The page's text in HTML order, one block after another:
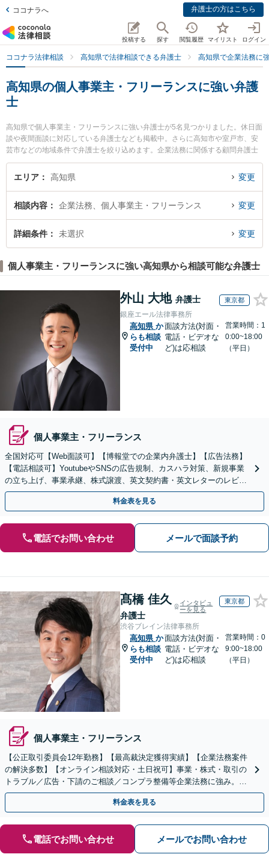
ココナラへ 弁護士の方はこちら
投稿する 探す 閲覧履歴 マイリスト ログイン
ココナラ法律相談 高知県で法律相談できる弁護士 高知県で企業法務に
高知県の個人事業主・フリーランスに強い弁護
士
高知県で個人事業主・フリーランスに強い弁護士が5名見つかりました。休日面
談や夜間面談に対応している弁護士なども掲載中。さらに高知市や室戸市、安
芸市などの地域条件で弁護士を絞り込めます。企業法務に関係する顧問弁護士
契約や契約書作成・リーガルチェック、雇用契約書・就業規則作成等の細かな
分野での絞り込み検索もでき便利です。特にやいろ法律事務所の市川 耕士弁護
土日や夜間に発生した個人事業主・フリーランスのトラブルを今すぐに弁護士
に相談したい』『個人事業主・フリーランスのトラブル解決の実績豊富な近く
の弁護士を検索したい』『初回相談無料で個人事業主・フリーランスを法律相
エリア 高知県 変更
相談内容 企業法務、個人事業主・フリーランス 変更
詳細条件 未選択 変更
個人事業主・フリーランスに強い高知県から相談可能な弁護士
外山 大地 弁護士 東京都
銀座エール法律事務所
高知県 か
らも相談
受付中
面談方法(対面・
電話・ビデオな
ど)は応相談
営業時間：1
0:00~18:00
（平日）
個人事業主・フリーランス
全国対応可【Web面談可】【博報堂での企業内弁護士】【広告法務】
【電話相談可】YoutubeやSNSの広告規制、カスハラ対策、新規事業
の立ち上げ、事業承継、株式譲渡、英文契約書・英文レターのレビュ
ー・ドラフトなどに対応。
料金表を見る
電話でお問い合わせ メールで面談予約
髙橋 佳久
弁護士
インタビュ
ーを見る
東京都
渋谷ブレイン法律事務所
高知県 か
らも相談
受付中
面談方法(対面・
電話・ビデオな
ど)は応相談
営業時間：0
9:00~18:00
（平日）
個人事業主・フリーランス
【公正取引委員会12年勤務】【最高裁決定獲得実績】【企業法務案件
の解決多数】【オンライン相談対応・土日祝可】事業・株式・取引の
トラブル／広告・下請のご相談／コンプラ整備等企業法務に強み。株
式の相続／誹謗中傷対策／不動産問題まで幅広く対応！
料金表を見る
電話でお問い合わせ メールでお問い合わせ